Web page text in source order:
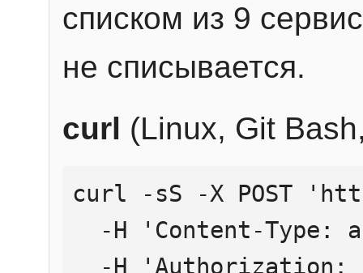
списком из 9
не списывается.
curl (Linux, Git
curl -sS -X POST